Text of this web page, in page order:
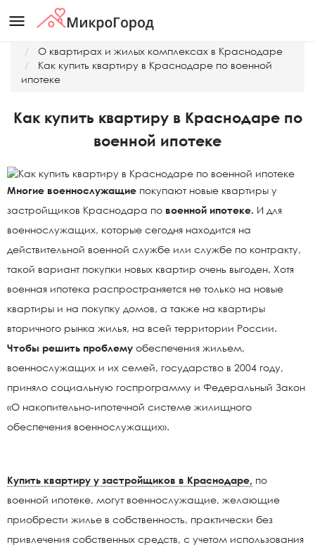
menu
О квартирах и жилых комплексах в Краснодаре
Как купить квартиру в Краснодаре по военной
ипотеке
Как купить квартиру в Краснодаре по
военной ипотеке
Многие военнослужащие покупают новые квартиры у
застройщиков Краснодара по военной ипотеке. И для
военнослужащих, которые сегодня находится на
действительной военной службе или службе по контракту,
такой вариант покупки новых квартир очень выгоден. Хотя
военная ипотека распространяется не только на новые
квартиры и на покупку домов, а также на квартиры
вторичного рынка жилья, на всей территории России.
Чтобы решить проблему обеспечения жильем,
военнослужащих и их семей, государство в 2004 году,
приняло социальную госпрограмму и Федеральный Закон
«О накопительно-ипотечной системе жилищного
обеспечения военнослужащих».
Купить квартиру у застройщиков в Краснодаре, по
военной ипотеке, могут военнослужащие, желающие
приобрести жилье в собственность, практически без
привлечения собственных средств, с учетом использования